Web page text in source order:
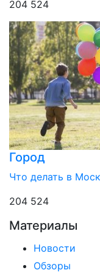
204 524
Город
Что делать в
204 524
Материалы
Новости
Обзоры